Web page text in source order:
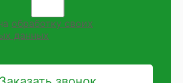
обработку своих
данных